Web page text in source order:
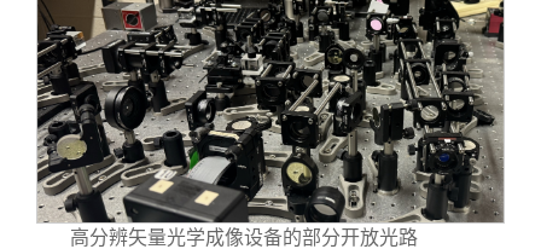
高分辨矢量光学成像设备的部分开放光路